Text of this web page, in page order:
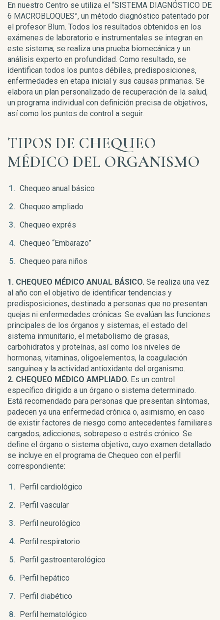
En nuestro Centro se utiliza el “SISTEMA DIAGNÓSTICO DE
6 MACROBLOQUES”, un método diagnóstico patentado por
el profesor Blum. Todos los resultados obtenidos en los
exámenes de laboratorio e instrumentales se integran en
este sistema; se realiza una prueba biomecánica y un
análisis experto en profundidad. Como resultado, se
identifican todos los puntos débiles, predisposiciones,
enfermedades en etapa inicial y sus causas primarias. Se
elabora un plan personalizado de recuperación de la salud,
un programa individual con definición precisa de objetivos,
así como los puntos de control a seguir.
TIPOS DE CHEQUEO
MÉDICO DEL ORGANISMO
Chequeo anual básico
Chequeo ampliado
Chequeo exprés
Chequeo “Embarazo”
Chequeo para niños
1. CHEQUEO MÉDICO ANUAL BÁSICO. Se realiza una vez
al año con el objetivo de identificar tendencias y
predisposiciones, destinado a personas que no presentan
quejas ni enfermedades crónicas. Se evalúan las funciones
principales de los órganos y sistemas, el estado del
sistema inmunitario, el metabolismo de grasas,
carbohidratos y proteínas, así como los niveles de
hormonas, vitaminas, oligoelementos, la coagulación
sanguínea y la actividad antioxidante del organismo.
2. CHEQUEO MÉDICO AMPLIADO. Es un control
específico dirigido a un órgano o sistema determinado.
Está recomendado para personas que presentan síntomas,
padecen ya una enfermedad crónica o, asimismo, en caso
de existir factores de riesgo como antecedentes familiares
cargados, adicciones, sobrepeso o estrés crónico. Se
define el órgano o sistema objetivo, cuyo examen detallado
se incluye en el programa de Chequeo con el perfil
correspondiente:
Perfil cardiológico
Perfil vascular
Perfil neurológico
Perfil respiratorio
Perfil gastroenterológico
Perfil hepático
Perfil diabético
Perfil hematológico